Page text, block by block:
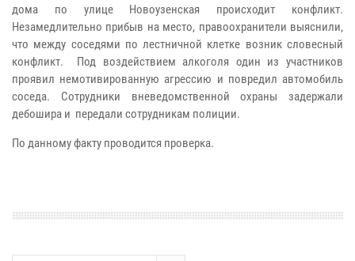
дома по улице Новоузенская происходит конфликт.
Незамедлительно прибыв на место, правоохранители выяснили,
что между соседями по лестничной клетке возник словесный
конфликт. Под воздействием алкоголя один из участников
проявил немотивированную агрессию и повредил автомобиль
соседа. Сотрудники вневедомственной охраны задержали
дебошира и передали сотрудникам полиции.
По данному факту проводится проверка.